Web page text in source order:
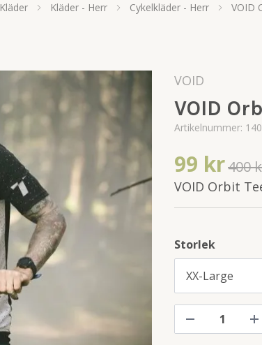
Kläder Kläder - Herr Cykelkläder - Herr VOID
VOID
VOID
Artikelnummer:
99 kr400
VOID Orbit
Storlek